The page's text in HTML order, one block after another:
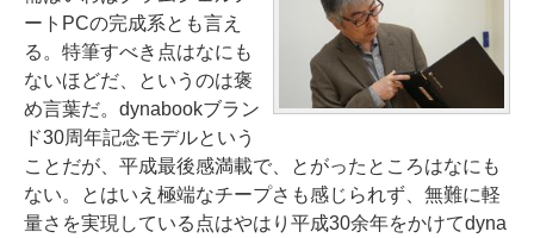
ートPCの完成系とも言え
る。特筆すべき点はなにも
ないほどだ、というのは褒
め言葉だ。dynabookブラン
ド30周年記念モデルという
ことだが、平成最後感満載で、とがったところはなにも
ない。とはいえ極端なチープさも感じられず、無難に軽
量さを実現している点はやはり平成30余年をかけてdyna